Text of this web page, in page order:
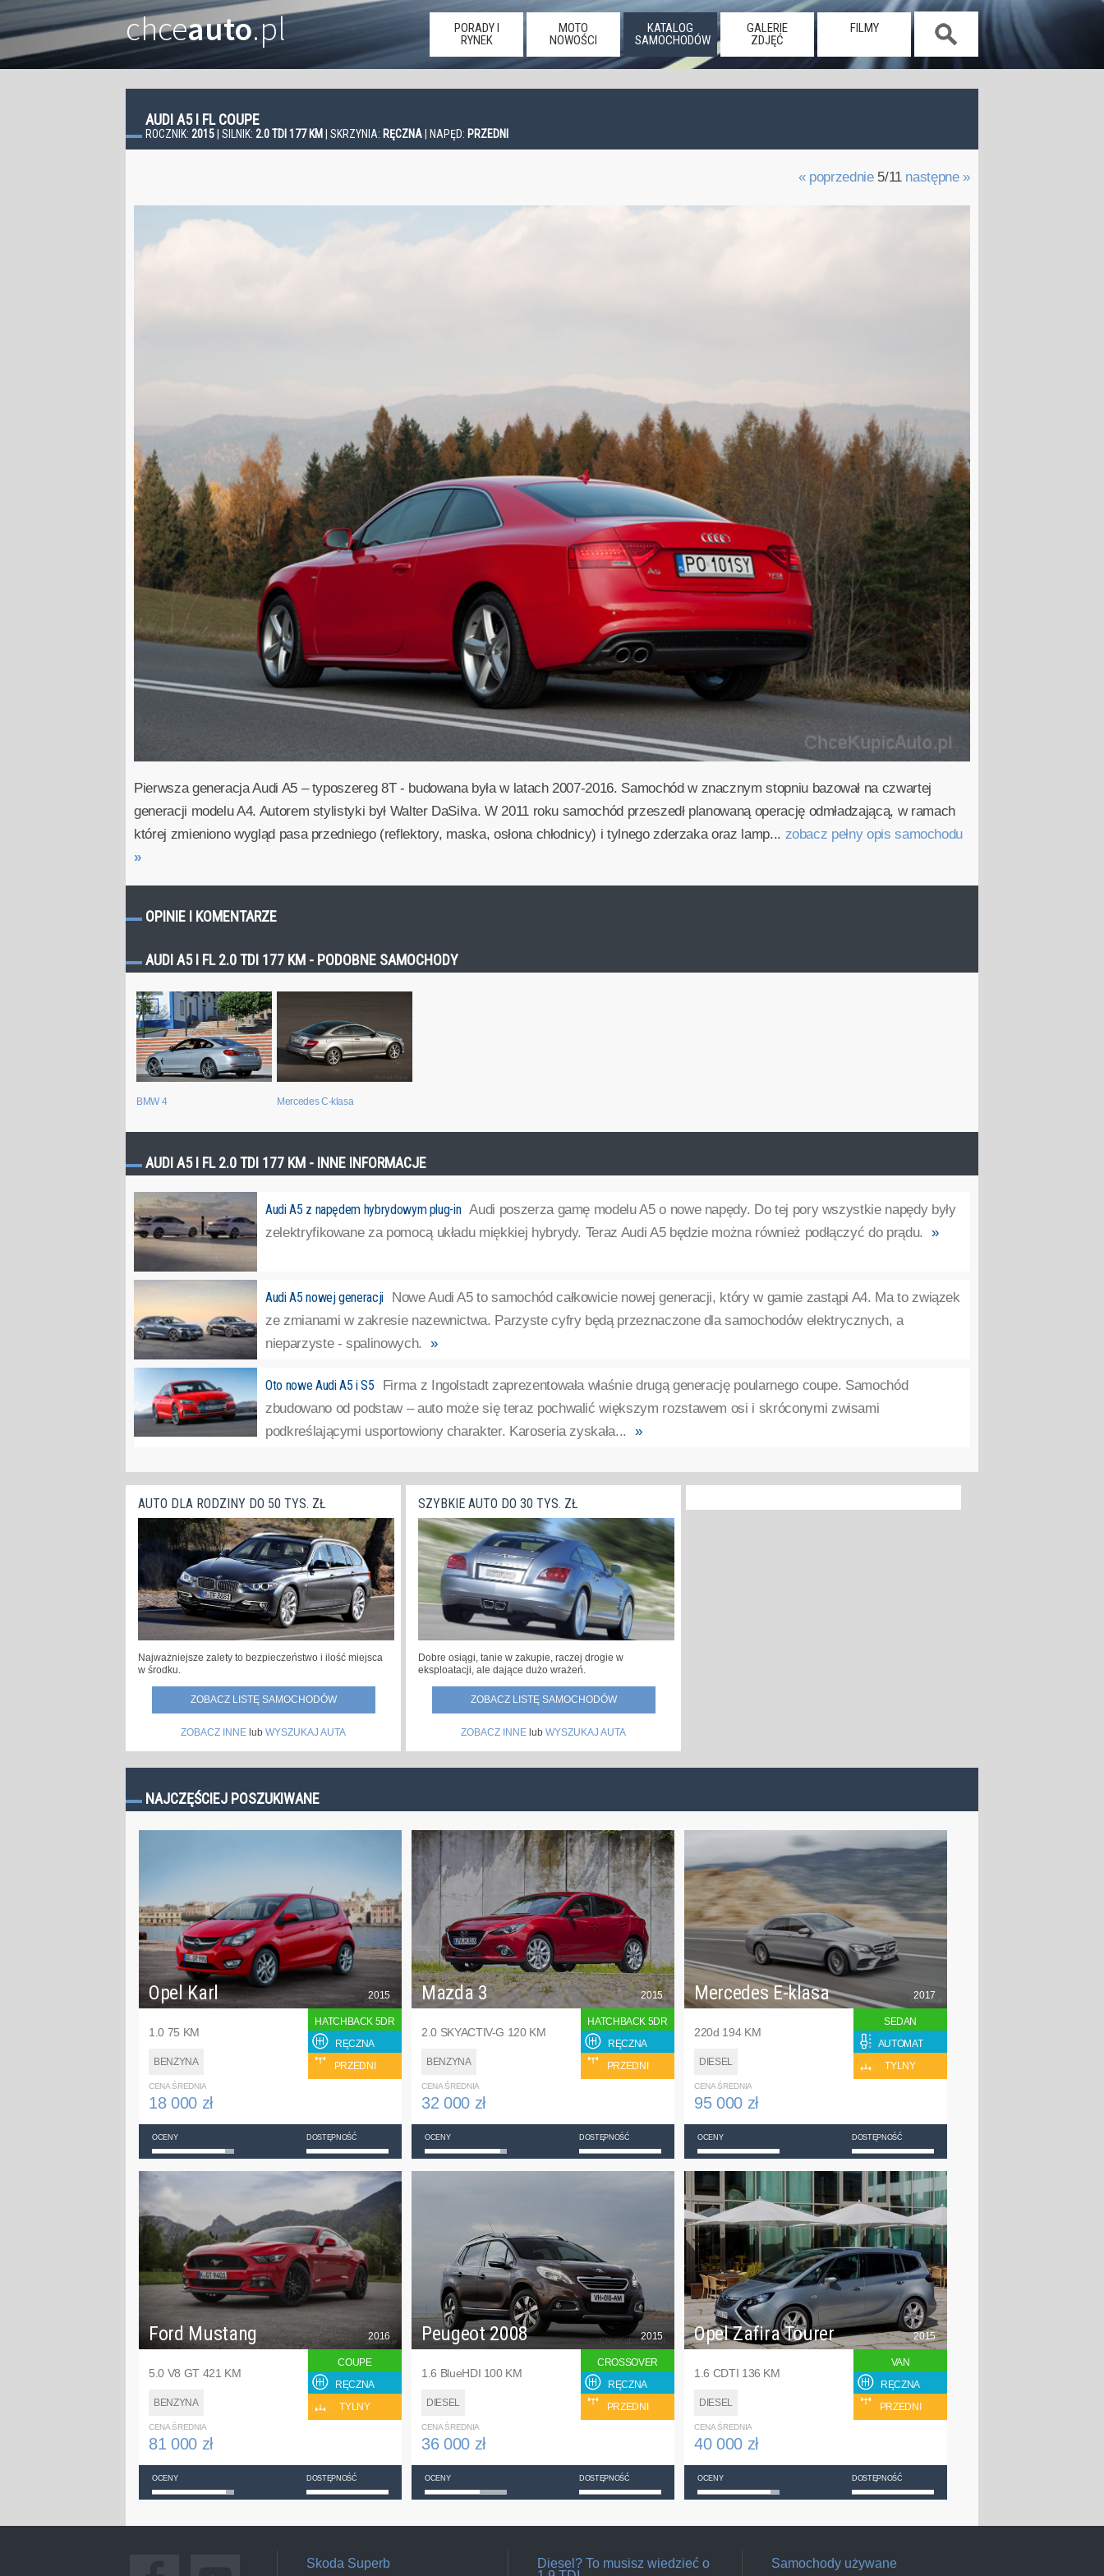
chceauto.pl
PORADY I
RYNEK
MOTO
NOWOŚCI
KATALOG
SAMOCHODÓW
GALERIE
ZDJĘĆ
FILMY
AUDI A5 I FL COUPE
ROCZNIK: 2015 | SILNIK: 2.0 TDI 177 KM | SKRZYNIA: RĘCZNA | NAPĘD: PRZEDNI
« poprzednie5/11 następne »
Pierwsza generacja Audi A5 – typoszereg 8T - budowana była w latach 2007-2016. Samochód w znacznym stopniu bazował na czwartej
generacji modelu A4. Autorem stylistyki był Walter DaSilva. W 2011 roku samochód przeszedł planowaną operację odmładzającą, w ramach
której zmieniono wygląd pasa przedniego (reflektory, maska, osłona chłodnicy) i tylnego zderzaka oraz lamp... zobacz pełny opis samochodu
»
OPINIE I KOMENTARZE
AUDI A5 I FL 2.0 TDI 177 KM - PODOBNE SAMOCHODY
BMW 4 Mercedes C-klasa
AUDI A5 I FL 2.0 TDI 177 KM - INNE INFORMACJE
Audi A5 z napędem hybrydowym plug-in Audi poszerza gamę modelu A5 o nowe napędy. Do tej pory wszystkie napędy były
zelektryfikowane za pomocą układu miękkiej hybrydy. Teraz Audi A5 będzie można również podłączyć do prądu. »
Audi A5 nowej generacji Nowe Audi A5 to samochód całkowicie nowej generacji, który w gamie zastąpi A4. Ma to związek
ze zmianami w zakresie nazewnictwa. Parzyste cyfry będą przeznaczone dla samochodów elektrycznych, a
nieparzyste - spalinowych. »
Oto nowe Audi A5 i S5
Firma z Ingolstadt zaprezentowała właśnie drugą generację poularnego coupe. Samochód
zbudowano od podstaw – auto może się teraz pochwalić większym rozstawem osi i skróconymi zwisami
podkreślającymi usportowiony charakter. Karoseria zyskała... »
AUTO DLA RODZINY DO 50 TYS. ZŁ
Najważniejsze zalety to bezpieczeństwo i ilość miejsca
w środku.
ZOBACZ LISTĘ SAMOCHODÓW
ZOBACZ INNE lub WYSZUKAJ AUTA
SZYBKIE AUTO DO 30 TYS. ZŁ
Dobre osiągi, tanie w zakupie, raczej drogie w
eksploatacji, ale dające dużo wrażeń.
ZOBACZ LISTĘ SAMOCHODÓW
ZOBACZ INNE lub WYSZUKAJ AUTA
NAJCZĘŚCIEJ POSZUKIWANE
Opel Karl
1.0 75 KM
BENZYNA
2015
HATCHBACK 5DR
RĘCZNA
PRZEDNI
CENA ŚREDNIA
18 000 zł
OCENY DOSTĘPNOŚĆ
Mazda 3
2.0 SKYACTIV-G 120 KM
BENZYNA
2015
HATCHBACK 5DR
RĘCZNA
PRZEDNI
CENA ŚREDNIA
32 000 zł
OCENY DOSTĘPNOŚĆ
Mercedes E-klasa
220d 194 KM
DIESEL
2017
SEDAN
AUTOMAT
TYLNY
CENA ŚREDNIA
95 000 zł
OCENY DOSTĘPNOŚĆ
Ford Mustang
5.0 V8 GT 421 KM
BENZYNA
2016
COUPE
RĘCZNA
TYLNY
CENA ŚREDNIA
81 000 zł
OCENY DOSTĘPNOŚĆ
Peugeot 2008
1.6 BlueHDI 100 KM
DIESEL
2015
CROSSOVER
RĘCZNA
PRZEDNI
CENA ŚREDNIA
36 000 zł
OCENY DOSTĘPNOŚĆ
Opel Zafira Tourer
1.6 CDTI 136 KM
DIESEL
2015
VAN
RĘCZNA
PRZEDNI
CENA ŚREDNIA
40 000 zł
OCENY DOSTĘPNOŚĆ
Skoda Superb
Diesel? To musisz wiedzieć o
Samochody używane